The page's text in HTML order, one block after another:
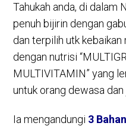
Tahukah anda, di dalam
penuh bijirin dengan
dan terpilih utk
dengan nutrisi
MULTIVITAMIN” yang
untuk orang dewasa
Ia mengandungi 3